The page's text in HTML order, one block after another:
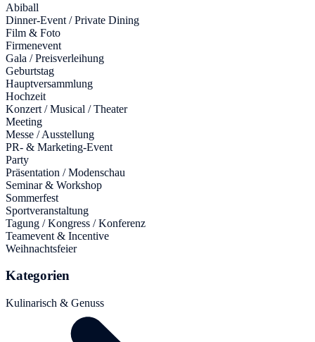
Abiball
Dinner-Event / Private Dining
Film & Foto
Firmenevent
Gala / Preisverleihung
Geburtstag
Hauptversammlung
Hochzeit
Konzert / Musical / Theater
Meeting
Messe / Ausstellung
PR- & Marketing-Event
Party
Präsentation / Modenschau
Seminar & Workshop
Sommerfest
Sportveranstaltung
Tagung / Kongress / Konferenz
Teamevent & Incentive
Weihnachtsfeier
Kategorien
Kulinarisch & Genuss